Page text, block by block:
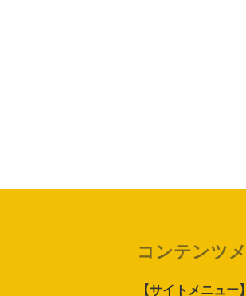
コンテンツ
【サイトメニュー】